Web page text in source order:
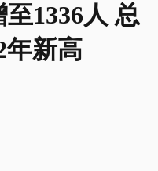
1336人 总
年新高